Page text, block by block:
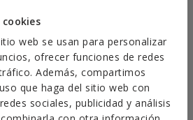
web se usan para personalizar
ofrecer funciones de redes
Además, compartimos
que haga del sitio web con
sociales, publicidad y análisis
DOP
CAD
RECURSOS CYPE